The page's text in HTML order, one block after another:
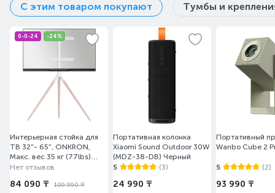
С этим товаром покупают Тумбы и
0-0-24 -24%
Интерьерная стойка для
ТВ 32"- 65", ONKRON,
Макс. вес 35 кг (77lbs)
(TS1220 White)
Нет отзывов
84 090 ₸ 109 990 ₸
Портативная колонка
Xiaomi Sound Outdoor 30W
(MDZ-38-DB) Черный
5
(3)
24 990 ₸
Портативный
Wanbo Cube 2
5 (2)
93 990 ₸